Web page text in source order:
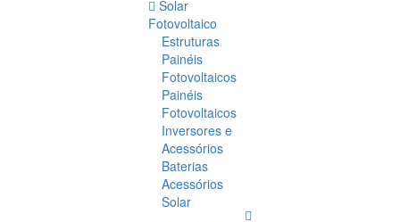
Solar
Fotovoltaico
Estruturas
Painéis
Fotovoltaicos
Painéis
Fotovoltaicos
Inversores e
Acessórios
Baterias
Acessórios
Solar